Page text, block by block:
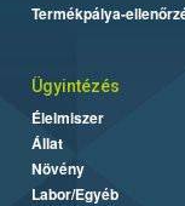
Termékpálya-
Ügyintézés
Élelmiszer
Állat
Növény
Labor/Egyéb